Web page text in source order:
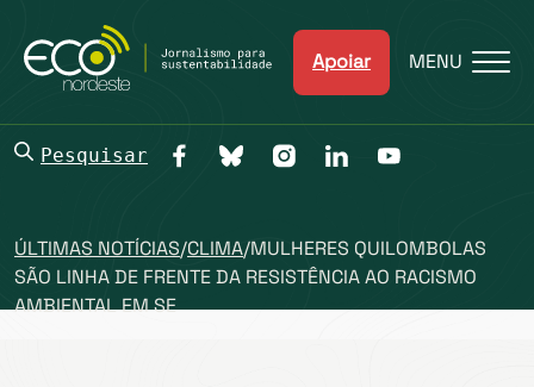
Apoiar MENU
Pesquisar
ÚLTIMAS NOTÍCIAS/CLIMA/MULHERES QUILOMBOLAS
SÃO LINHA DE FRENTE DA RESISTÊNCIA AO RACISMO
AMBIENTAL EM SE